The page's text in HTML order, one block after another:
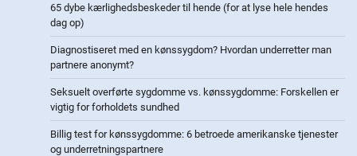
65 dybe kærlighedsbeskeder til hende (for at lyse hele hendes
dag op)
Diagnostiseret med en kønssygdom? Hvordan underretter man
partnere anonymt?
Seksuelt overførte sygdomme vs. kønssygdomme: Forskellen er
vigtig for forholdets sundhed
Billig test for kønssygdomme: 6 betroede amerikanske tjenester
og underretningspartnere